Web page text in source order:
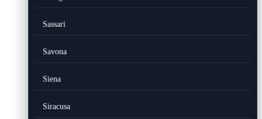
Sassari
Savona
Siena
Siracusa